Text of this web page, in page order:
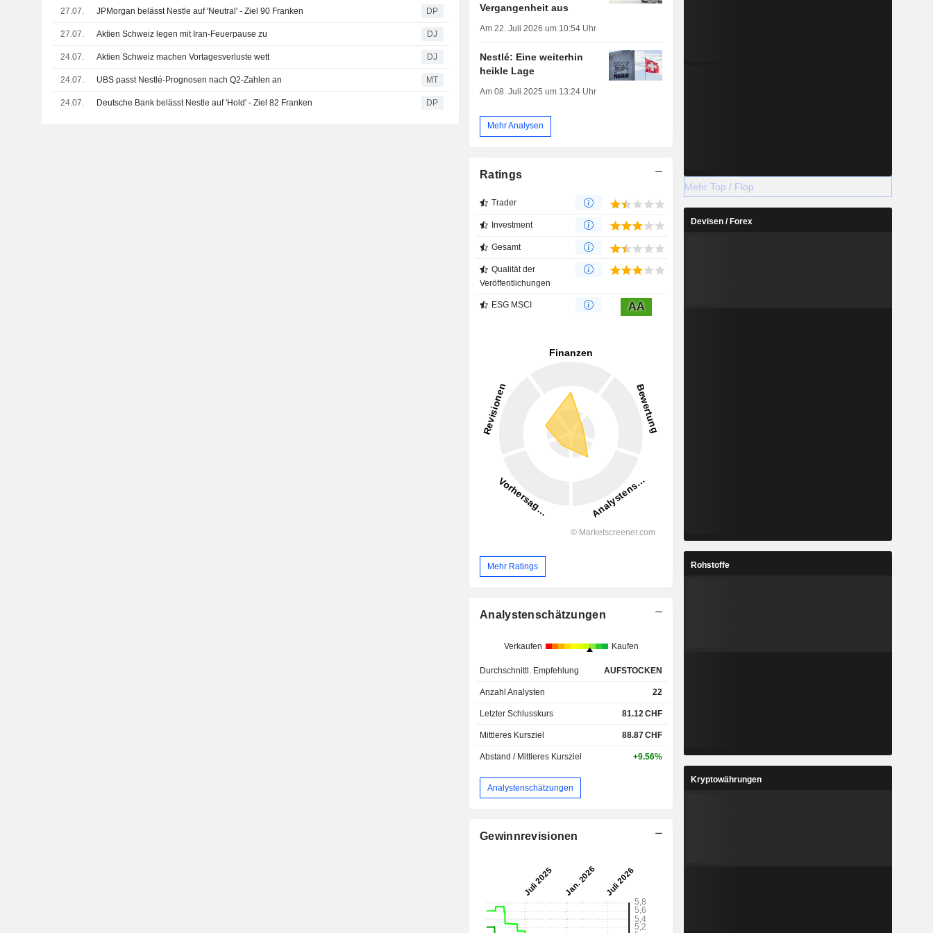
27.07. JPMorgan belässt Nestle auf 'Neutral' - Ziel 90 Franken DP
27.07. Aktien Schweiz legen mit Iran-Feuerpause zu DJ
24.07. Aktien Schweiz machen Vortagesverluste wett DJ
24.07. UBS passt Nestlé-Prognosen nach Q2-Zahlen an MT
24.07. Deutsche Bank belässt Nestle auf 'Hold' - Ziel 82 Franken DP
Vergangenheit aus
Am 22. Juli 2026 um 10:54 Uhr
Nestlé: Eine weiterhin
heikle Lage
Am 08. Juli 2025 um 13:24 Uhr
Mehr Analysen
Ratings
Trader
Investment
Gesamt
Qualität der
Veröffentlichungen
ESG MSCI AA
Mehr Ratings
Analystenschätzungen
Verkaufen Kaufen
Durchschnittl. Empfehlung AUFSTOCKEN
Anzahl Analysten 22
Letzter Schlusskurs 81.12CHF
Mittleres Kursziel 88.87CHF
Abstand / Mittleres Kursziel +9.56%
Analystenschätzungen
Gewinnrevisionen
Mehr Top / Flop
Devisen / Forex
Rohstoffe
Kryptowährungen